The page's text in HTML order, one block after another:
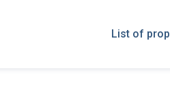
List of